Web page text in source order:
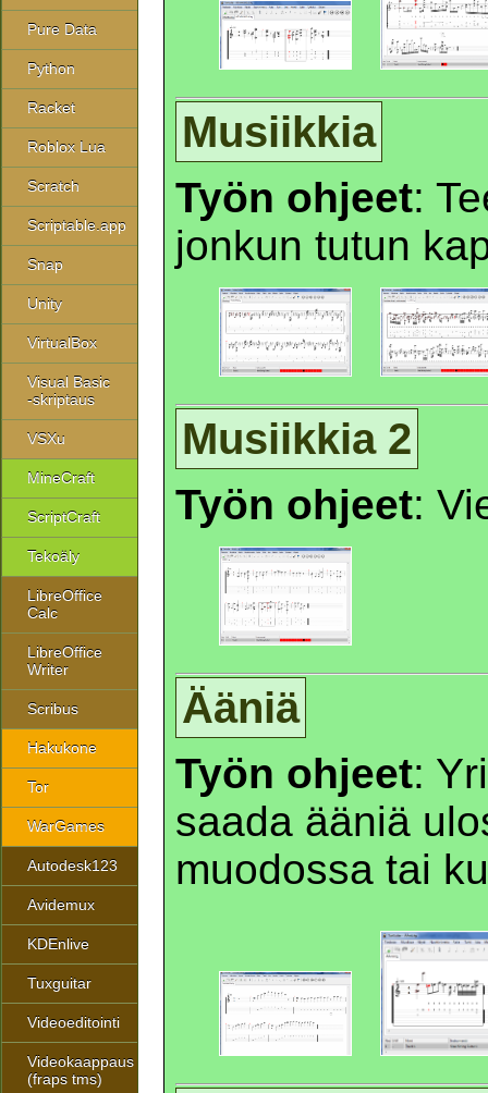
Pure Data
Python
Racket
Roblox Lua
Scratch
Scriptable.app
Snap
Unity
VirtualBox
Visual Basic
-skriptaus
VSXu
MineCraft
ScriptCraft
Tekoäly
LibreOffice
Calc
LibreOffice
Writer
Scribus
Hakukone
Tor
WarGames
Autodesk123
Avidemux
KDEnlive
Tuxguitar
Videoeditointi
Videokaappaus
(fraps tms)
Musiikkia
Työn ohjeet:
jonkun tutun
Musiikkia 2
Työn ohjeet:
Ääniä
Työn ohjeet:
saada ääniä
muodossa tai